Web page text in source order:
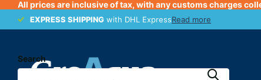
All prices are inclusive of tax, with any customs charges
EXPRESS SHIPPING with DHL ExpressRead more
EXPRESS SHIPPING
Search